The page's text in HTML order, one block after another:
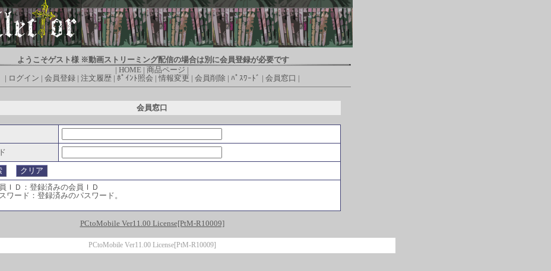
ようこそゲスト様 ※動画ストリーミング配信の場合は別に会員登録が必要です
| HOME | 商品ページ |
| ログイン | 会員登録| 注文履歴| ﾎﾟｲﾝﾄ照会 | 情報変更 | 会員削除 | ﾊﾟｽﾜｰﾄﾞ | 会員窓口 |
会員窓口
ＩＤ：登録済みの会員ＩＤ
ワード：登録済みのパスワード。
PCtoMobile Ver11.00 License[PtM-R10009]
PCtoMobile Ver11.00 License[PtM-R10009]